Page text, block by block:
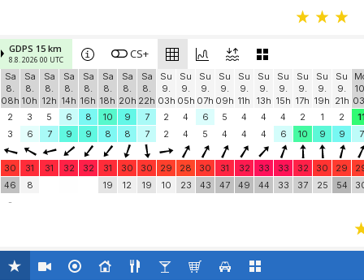
GDPS 15 km
8.8. 2026 00 UTC CS+
Sa
8.
08h
Sa
8.
10h
Sa
8.
12h
Sa
8.
14h
Sa
8.
16h
Sa
8.
18h
Sa
8.
20h
Sa
8.
22h
Su
9.
03h
Su
9.
05h
Su
9.
07h
Su
9.
09h
Su
9.
11h
Su
9.
13h
Su
9.
15h
Su
9.
17h
Su
9.
19h
Su
9.
21h
2
3 5 6 8 10 9 7 2 4 6 5 4 4 4 2 1 2
3
6 7 9 9 8 8 7 2 4 5 4 4 4 6 10 9 9 7
30 31 31 32 32 31 30 30 29 28 30 31 32 33 33 32 30 29
46
8 19 12 19 10 23 43 47 49 44 33 37 25 54
-